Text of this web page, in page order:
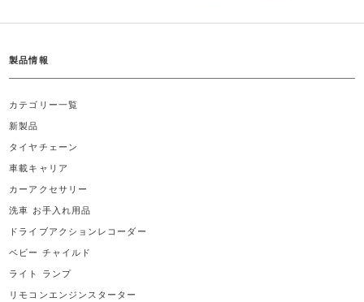
製品情報
カテゴリー一覧
新製品
タイヤチェーン
車載キャリア
カーアクセサリー
洗車 お手入れ用品
ドライブアクションレコーダー
ベビー チャイルド
ライト ランプ
リモコンエンジンスターター